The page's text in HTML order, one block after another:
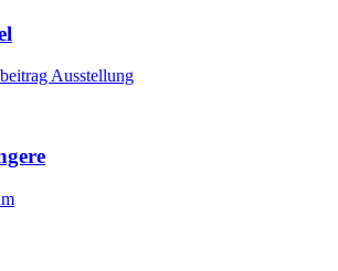
Ausstellung